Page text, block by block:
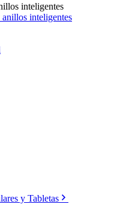
inteligentes
inteligentes
y Tabletas